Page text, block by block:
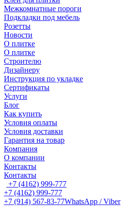
Межкомнатные пороги
Подкладки под мебель
Розетты
Новости
О плитке
О плитке
Строителю
Дизайнеру
Инструкция по укладке
Сертификаты
Услуги
Блог
Как купить
Условия оплаты
Условия доставки
Гарантия на товар
Компания
О компании
Контакты
Контакты
+7 (4162) 999-777
+7 (4162) 999-777
+7 (914) 567-83-77WhatsApp / Viber